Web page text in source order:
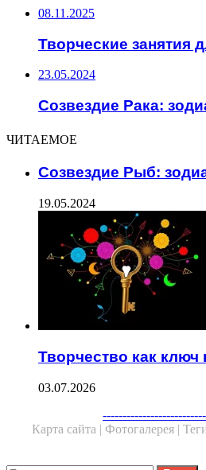
08.11.2025
Творческие занятия
23.05.2024
Созвездие Рака:
ЧИТАЕМОЕ
Созвездие Рыб:
19.05.2024
Творчество как
03.07.2026
Карта сайта | Фотогалерея |